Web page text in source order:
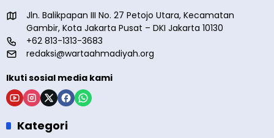
Jln. Balikpapan III No. 27 Petojo Utara, Kecamatan
Gambir, Kota Jakarta Pusat – DKI Jakarta 10130
+62 813-1313-3683
redaksi@wartaahmadiyah.org
Ikuti sosial media kami
Kategori